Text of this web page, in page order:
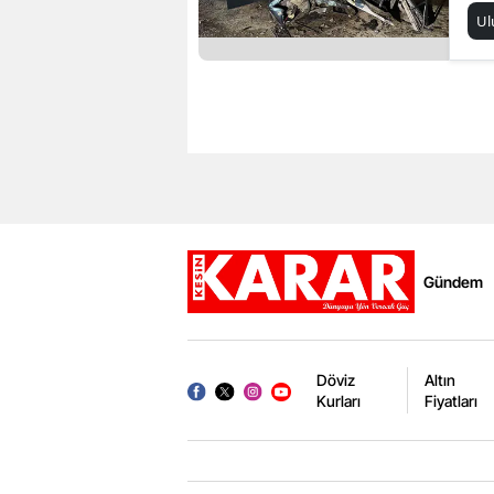
Gündem
Döviz
Kurları
Altın
Fiyatları